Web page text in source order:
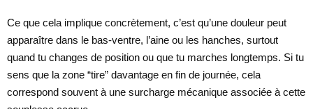
Ce que cela implique concrètement, c’est qu’une douleur peut
apparaître dans le bas-ventre, l’aine ou les hanches, surtout
quand tu changes de position ou que tu marches longtemps. Si tu
sens que la zone “tire” davantage en fin de journée, cela
correspond souvent à une surcharge mécanique associée à cette